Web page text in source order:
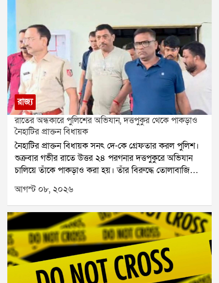
রাজ্য
রাতের অন্ধকারে পুলিশের অভিযান, দত্তপুকুর থেকে পাকড়াও
নৈহাটির প্রাক্তন বিধায়ক
নৈহাটির প্রাক্তন বিধায়ক সনৎ দে-কে গ্রেফতার করল পুলিশ।
শুক্রবার গভীর রাতে উত্তর ২৪ পরগনার দত্তপুকুরে অভিযান
চালিয়ে তাঁকে পাকড়াও করা হয়। তাঁর বিরুদ্ধে তোলাবাজি
এবং ভোট পরবর্তী হিংসার অভিযোগ রয়েছে বলে পুলিশ সূত্রে
জানা গিয়েছে। শনিবার তাঁকে বারাকপুর আদালতে তোলা
হবে।২০২৪ সালের উপনির্বাচনে নৈহাটি বিধানসভা কেন্দ্র
থেকে জয়ী হয়েছিলেন সনৎ দে। তবে তার আগে থেকেই তাঁর
বিরুদ্ধে একাধিক অভিযোগ উঠেছিল। স্থানীয় সূত্রে তাঁর
বিরুদ্ধে তোলাবাজি এবং জমি দখলের অভিযোগ ছিল বলে
জানা যায়। ২০২১ সালের বিধানসভা নির্বাচনের পর ভোট
পরবর্তী হিংসার ঘটনাতেও তাঁর নাম জড়িয়েছিল বলে
অভিযোগ।২০২৬ সালের বিধানসভা নির্বাচনের পর রাজ্যে
আগস্ট ০৮, ২০২৬